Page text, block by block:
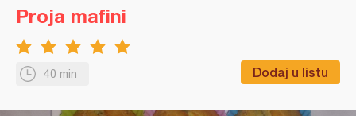
40 min Dodaj u listu
Proja mafini